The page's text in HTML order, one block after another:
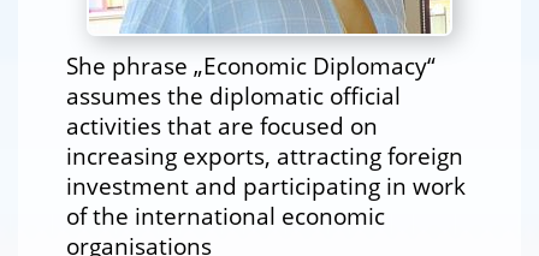
She phrase „Economic Diplomacy“
assumes the diplomatic official
activities that are focused on
increasing exports, attracting foreign
investment and participating in work
of the international economic
organisations